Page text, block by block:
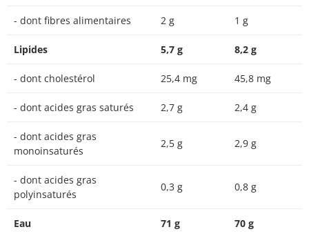
- dont fibres alimentaires 2 g 1 g
Lipides 5,7 g 8,2 g
- dont cholestérol 25,4 mg 45,8 mg
- dont acides gras saturés 2,7 g 2,4 g
- dont acides gras
monoinsaturés
2,5 g 2,9 g
- dont acides gras
polyinsaturés
0,3 g 0,8 g
Eau 71 g 70 g